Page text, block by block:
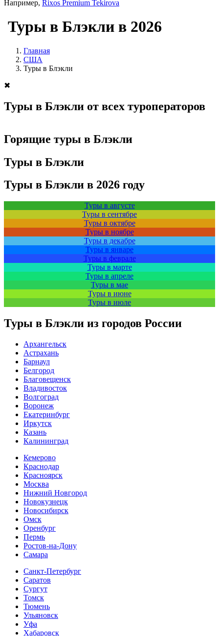
Например, Rixos Premium Tekirova
Туры в Блэкли в 2026
Главная
США
Туры в Блэкли
✖
Туры в Блэкли от всех туроператоров
Горящие туры в Блэкли
Туры в Блэкли
Туры в Блэкли в 2026 году
Туры в августе
Туры в сентябре
Туры в октябре
Туры в ноябре
Туры в декабре
Туры в январе
Туры в феврале
Туры в марте
Туры в апреле
Туры в мае
Туры в июне
Туры в июле
Туры в Блэкли из городов России
Архангельск
Астрахань
Барнаул
Белгород
Благовещенск
Владивосток
Волгоград
Воронеж
Екатеринбург
Иркутск
Казань
Калининград
Кемерово
Краснодар
Красноярск
Москва
Нижний Новгород
Новокузнецк
Новосибирск
Омск
Оренбург
Пермь
Ростов-на-Дону
Самара
Санкт-Петербург
Саратов
Сургут
Томск
Тюмень
Ульяновск
Уфа
Хабаровск